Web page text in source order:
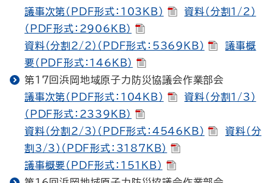
議事次第（PDF形式：103KB）
資料（分割1/2）
（PDF形式：2906KB）
資料（分割2/2）（PDF形式：5369KB）
議事概
要（PDF形式：146KB）
第17回浜岡地域原子力防災協議会作業部会
議事次第（PDF形式：104KB）
資料（分割1/3）
（PDF形式：2339KB）
資料（分割2/3）（PDF形式：4546KB）
資料（分
割3/3）（PDF形式：3187KB）
議事概要（PDF形式：151KB）